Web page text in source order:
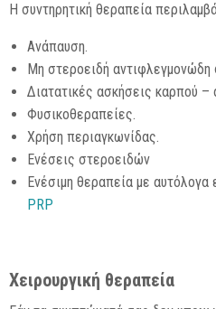
Η συντηρητική θεραπεία
Ανάπαυση.
Μη στεροειδή
Διατατικές ασκήσεις καρπού –
Φυσικοθεραπείες.
Χρήση περιαγκωνίδας.
Ενέσεις στεροειδών
Ενέσιμη θεραπεία με
PRP
Χειρουργική θεραπεία